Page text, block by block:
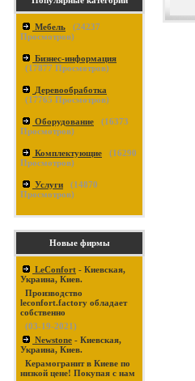
Мебель (24237
Просмотров)
Бизнес-информация
(17877 Просмотров)
Деревообработка
(17765 Просмотров)
Оборудование (16373
Просмотров)
Комплектующие (16290
Просмотров)
Услуги (14870
Просмотров)
Новые фирмы
LeConfort - Киевская,
Украина, Киев.
Производство
leconfort.factory обладает
собственно
(03-19-2021)
Newstone - Киевская,
Украина, Киев.
Керамогранит в Киеве по
низкой цене! Покупая с нам